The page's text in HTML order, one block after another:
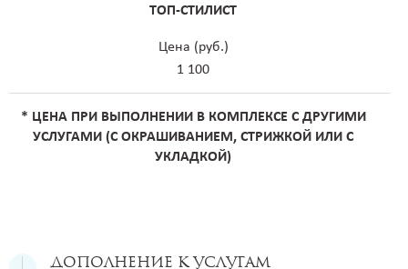
ТОП-СТИЛИСТ
Цена (руб.)
1 100
* ЦЕНА ПРИ ВЫПОЛНЕНИИ В КОМПЛЕКСЕ С ДРУГИМИ
УСЛУГАМИ (С ОКРАШИВАНИЕМ, СТРИЖКОЙ ИЛИ С
УКЛАДКОЙ)
Дополнение к услугам